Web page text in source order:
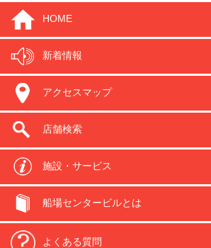
HOME
新着情報
アクセスマップ
店舗検索
施設・サービス
船場センタービルとは
よくある質問